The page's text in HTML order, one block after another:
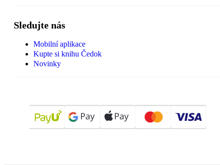
Sledujte nás
Mobilní aplikace
Kupte si knihu Čedok
Novinky